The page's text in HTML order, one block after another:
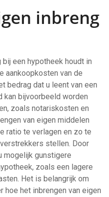
inbreng
een hypotheek houdt in
aankoopkosten van de
bedrag dat u leent van een
kan bijvoorbeeld worden
zoals notariskosten en
van eigen middelen
ratio te verlagen en zo te
stellen. Door
mogelijk gunstigere
zoals een lagere
Het is belangrijk om
het inbrengen van eigen